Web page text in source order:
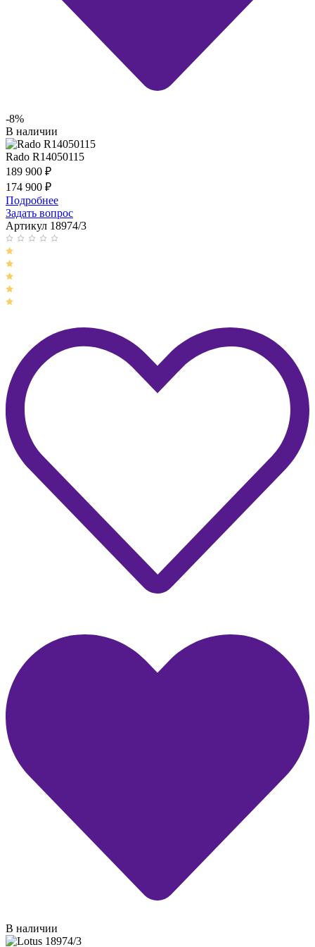
-8%
В наличии
Rado R14050115
189 900 ₽
174 900 ₽
Подробнее
Задать вопрос
Артикул 18974/3
В наличии